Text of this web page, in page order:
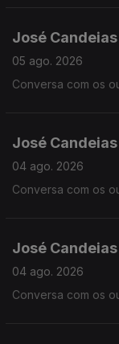
José Candeias
05 ago. 2026
Conversa com os
José
04 ago. 2026
Conversa com os
José Candeias
04 ago. 2026
Conversa com os